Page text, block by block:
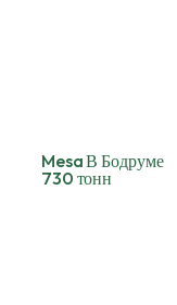
Mesa В Бодруме
730 тонн